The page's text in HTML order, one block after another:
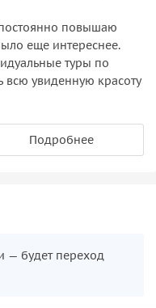
повышаю
еще интереснее.
туры по
всю увиденную красоту
Подробнее
— будет переход